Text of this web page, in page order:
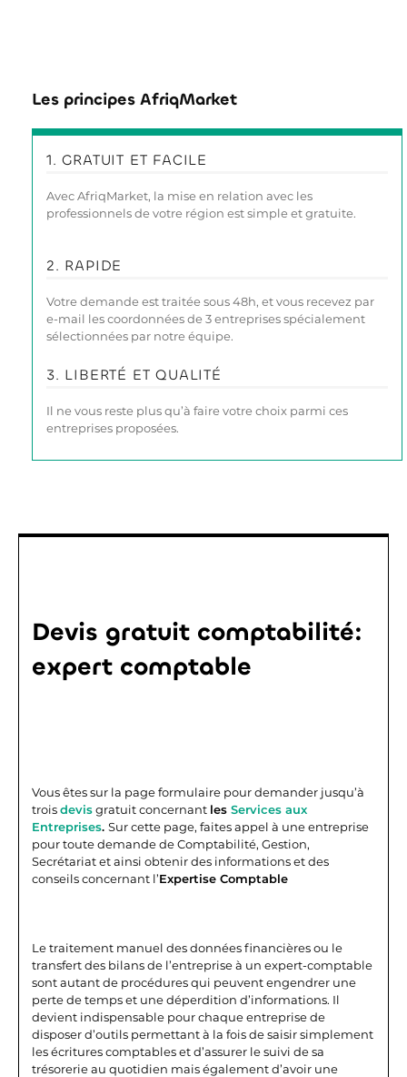
Les principes AfriqMarket
1. GRATUIT ET FACILE
Avec AfriqMarket, la mise en relation avec les
professionnels de votre région est simple et gratuite.
2. RAPIDE
Votre demande est traitée sous 48h, et vous recevez par
e-mail les coordonnées de 3 entreprises spécialement
sélectionnées par notre équipe.
3. LIBERTÉ ET QUALITÉ
Il ne vous reste plus qu’à faire votre choix parmi ces
entreprises proposées.
Devis gratuit comptabilité:
expert comptable
Vous êtes sur la page formulaire pour demander jusqu’à
troisdevisgratuit concernant les Services aux
Entreprises. Sur cette page, faites appel à une entreprise
pour toute demande de Comptabilité, Gestion,
Secrétariat et ainsi obtenir des informations et des
conseils concernant l’Expertise Comptable
Le traitement manuel des données financières ou le
transfert des bilans de l’entreprise à un expert-comptable
sont autant de procédures qui peuvent engendrer une
perte de temps et une déperdition d’informations. Il
devient indispensable pour chaque entreprise de
disposer d’outils permettant à la fois de saisir simplement
les écritures comptables et d’assurer le suivi de sa
trésorerie au quotidien mais également d’avoir une